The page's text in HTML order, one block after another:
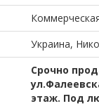
Украина,
Срочно
этаж. Под